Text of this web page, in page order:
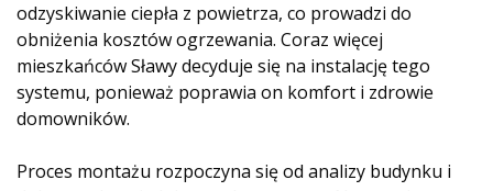
odzyskiwanie ciepła z powietrza, co prowadzi do
obniżenia kosztów ogrzewania. Coraz więcej
mieszkańców Sławy decyduje się na instalację tego
systemu, ponieważ poprawia on komfort i zdrowie
domowników.
Proces montażu rozpoczyna się od analizy budynku i